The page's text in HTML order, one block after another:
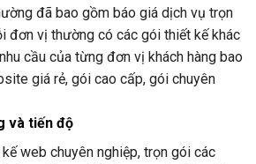
đã bao gồm báo giá dịch vụ trọn
đơn vị thường có các gói thiết kế khác
cầu của từng đơn vị khách hàng bao
giá rẻ, gói cao cấp, gói chuyên
và tiến độ
web chuyên nghiệp, trọn gói các